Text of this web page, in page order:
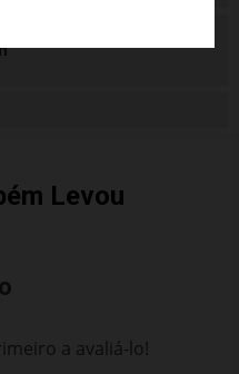
Levou
a avaliá-lo!